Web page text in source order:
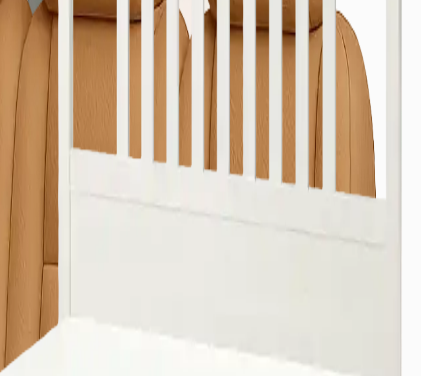
Çamaşırhane
görsellerini WhatsApp üzerinden iletip fiyat teklifi alabilirsiniz.
Aksi takdirde farklı şehrin fiyatlarını görerek yanılabilirsiniz.